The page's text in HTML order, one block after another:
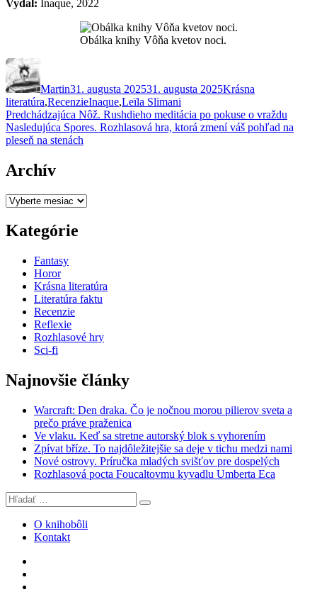
Vydal: Inaque, 2022
Obálka knihy Vôňa kvetov noci.
Autor
Martin31. augusta 202531. augusta 2025Krásna
literatúra,RecenzieZnačky
Inaque,Leïla Slimani
Navigácia
v
Predchádzajúca Predchádzajúci
článok:
Nôž. Rushdieho meditácia po pokuse o vraždu
Nasledujúca Ďalší
článok:
Spores. Rozhlasová hra, ktorá zmení váš pohľad na
pleseň na stenách
Archív
Archív
Kategórie
Fantasy
Horor
Krásna literatúra
Literatúra faktu
Recenzie
Reflexie
Rozhlasové hry
Sci-fi
Najnovšie články
Warcraft: Den draka. Čo je nočnou morou pilierov sveta a
prečo práve praženica
Ve vlaku. Keď sa stretne autorský blok s vyhorením
Zpívat bříze. To najdôležitejšie sa deje v tichu medzi nami
Nové ostrovy. Príručka mladých svišťov pre dospelých
Rozhlasová pocta Foucaltovmu kyvadlu Umberta Eca
Hľadať:
Vyhľadávanie
O knihobôli
Kontakt